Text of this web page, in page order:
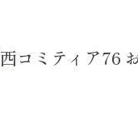
西コミティア76